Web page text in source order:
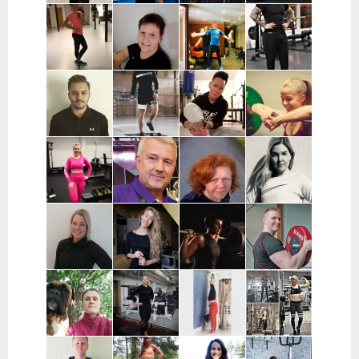
Noora Karme |
Espoo ja
Helsinki
Leppänen |
Pirkanmaa
Eeva Beckford
| Espoo ja
Leppävaara
Heidi Ilomäki
| Sastamala
Laura Raisio |
Kärkölä,
Hollola, Lahti,
Lammi
Teija Augustin
| Varsinais-
Suomi, Turku
Kari Timonen
| Lohja
Arttu Kurkela
| Pohjois-
Pohjanmaa
Joni Vuopio |
Pääkaupunkiseutu
Luukas Tukia |
Helsinki
Heli Toro |
Riihimäki,
Hyvinkää,
Hausjärvi,
Loppi,
Janakkala
Tanja Juntunen |
Päijät-Häme ja
Pääkaupunkiseutu
Charlotta
Grönberg |
Pääkaupunkiseutu
Stefan
Westerback |
Pääkaupunkiseutu
Eeva Nuutinen |
Pääkaupunkiseutu
ja Muu Suomi
Routa
Training |
Helsinki ja
Espoo
Jenni Sukko |
Oulu
Elina Lepistö |
Pirkanmaa
Heidi Soikkeli
| Tampere
Jani Lehtilä |
Turku ja etä
Kati Raittinen
Jenna Hakala
Christin